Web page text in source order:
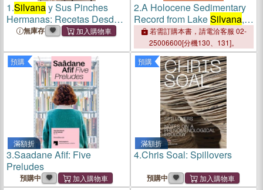
1.Silvanay Sus Pinches
Hermanas: Recetas Desde
El Corazon de Guerrero
無庫存
2.A Holocene Sedimentary
Record from LakeSilvana,
Se Brazil—Evidence for
Paleoclimatic Changes from
Mineral, Trace-Metal, and
Pollen Data
若需訂購本書，請電洽客服 02-
25006600[分機130、131]。
預購
滿額折
3.Saadane Afif: Five
Preludes
預購中
預購
滿額折
4.Chris Soal: Spillovers
預購中